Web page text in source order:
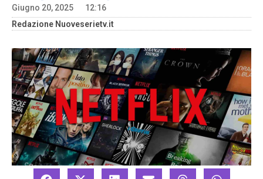
Giugno 20, 2025
12:16
Redazione Nuoveserietv.it